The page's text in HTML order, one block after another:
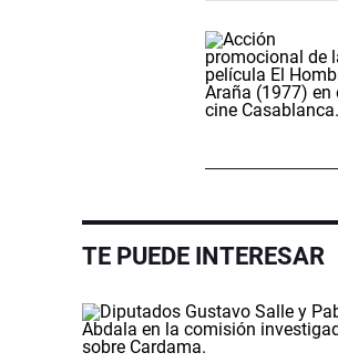
TE PUEDE INTERESAR